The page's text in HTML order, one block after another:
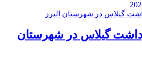
گیلاس در شهرستان